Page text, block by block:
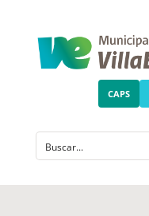
CAPS